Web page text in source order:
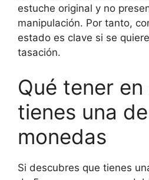
estuche original y no
manipulación. Por tanto,
estado es clave si se
tasación.
Qué tener
tienes una
monedas
Si descubres que tienes